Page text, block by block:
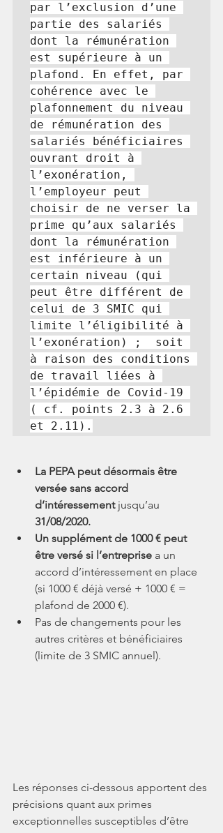
par l’exclusion d’une
partie des salariés
dont la rémunération
est supérieure à un
plafond. En effet, par
cohérence avec le
plafonnement du niveau
de rémunération des
salariés bénéficiaires
ouvrant droit à
l’exonération,
l’employeur peut
choisir de ne verser la
prime qu’aux salariés
dont la rémunération
est inférieure à un
certain niveau (qui
peut être différent de
celui de 3 SMIC qui
limite l’éligibilité à
l’exonération) ;  soit
à raison des conditions
de travail liées à
l’épidémie de Covid-19
( cf. points 2.3 à 2.6
et 2.11).
La PEPA peut désormais être
versée sans accord
d’intéressement jusqu’au
31/08/2020.
Un supplément de 1000 € peut
être versé si l’entreprise a un
accord d’intéressement en place
(si 1000 € déjà versé + 1000 € =
plafond de 2000 €).
Pas de changements pour les
autres critères et bénéficiaires
(limite de 3 SMIC annuel).
Les réponses ci-dessous apportent des
précisions quant aux primes
exceptionnelles susceptibles d’être